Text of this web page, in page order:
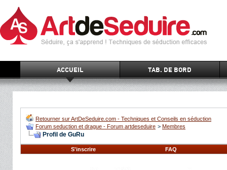
ACCUEIL TAB. DE BORD
Retourner sur ArtDeSeduire.com - Techniques et Conseils en séduction
Forum seduction et drague - Forum artdeseduire > Membres
Profil de GuRu
S'inscrire FAQ